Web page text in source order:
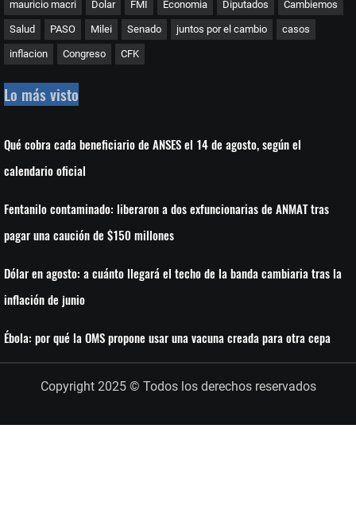
mauricio macri Dolar FMI Economia Diputados Cambiemos
Salud PASO Milei Senado juntos por el cambio casos
inflacion Congreso CFK
Lo más visto
Qué cobra cada beneficiario de ANSES el 14 de agosto, según el
calendario oficial
Fentanilo contaminado: liberaron a dos exfuncionarias de ANMAT tras
pagar una caución de $150 millones
Dólar en agosto: a cuánto llegará el techo de la banda cambiaria tras la
inflación de junio
Ébola: por qué la OMS propone usar una vacuna creada para otra cepa
Copyright 2025 © Todos los derechos reservados